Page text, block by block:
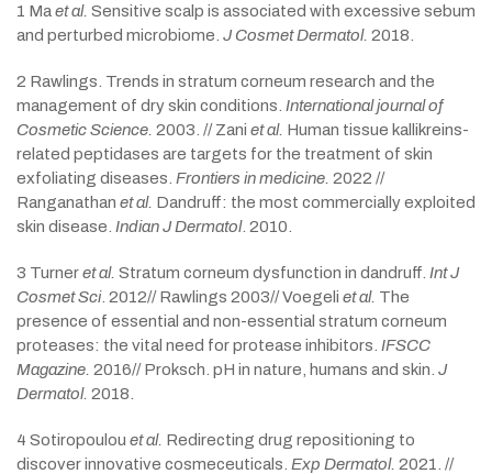
1 Maet al. Sensitive scalp is associated with excessive sebum
and perturbed microbiome. J Cosmet Dermatol. 2018.
2 Rawlings. Trends in stratum corneum research and the
management of dry skin conditions. International journal of
Cosmetic Science. 2003. // Zani et al. Human tissue kallikreins-
related peptidases are targets for the treatment of skin
exfoliating diseases. Frontiers in medicine. 2022 //
Ranganathan et al. Dandruff: the most commercially exploited
skin disease. Indian J Dermatol. 2010.
3 Turneret al. Stratum corneum dysfunction in dandruff. Int J
Cosmet Sci. 2012// Rawlings 2003// Voegeli et al. The
presence of essential and non-essential stratum corneum
proteases: the vital need for protease inhibitors. IFSCC
Magazine. 2016// Proksch. pH in nature, humans and skin. J
Dermatol. 2018.
4 Sotiropoulou et al. Redirecting drug repositioning to
discover innovative cosmeceuticals. Exp Dermatol. 2021. //